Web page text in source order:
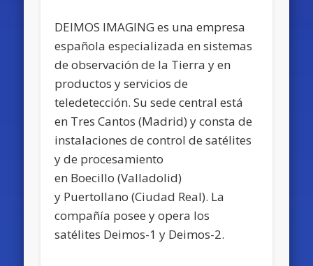
DEIMOS IMAGING es una empresa
española especializada en sistemas
de observación de la Tierra y en
productos y servicios de
teledetección. Su sede central está
en Tres Cantos (Madrid) y consta de
instalaciones de control de satélites
y de procesamiento
en Boecillo (Valladolid)
y Puertollano (Ciudad Real). La
compañía posee y opera los
satélites Deimos-1 y Deimos-2.